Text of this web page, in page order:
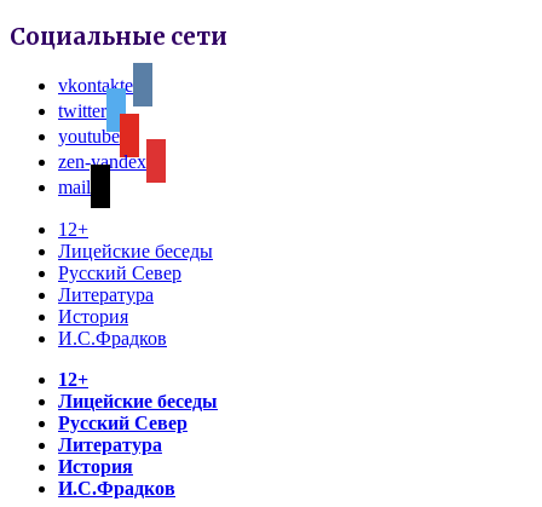
Социальные сети
vkontakte
twitter
youtube
zen-yandex
mail
12+
Лицейские беседы
Русский Север
Литература
История
И.С.Фрадков
12+
Лицейские беседы
Русский Север
Литература
История
И.С.Фрадков